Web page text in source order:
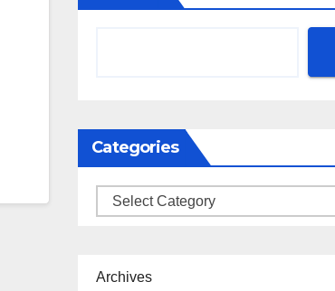
Categories
Categories
Archives